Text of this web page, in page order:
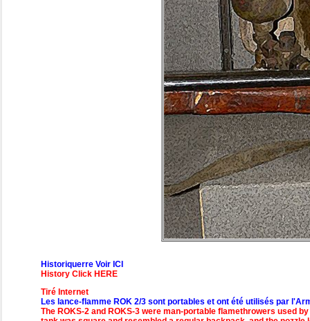
Historiquerre Voir ICI
History Click HERE
Tiré Internet
Les lance-flamme ROK 2/3 sont portables et ont été utilisés par
The ROKS-2 and ROKS-3 were man-portable flamethrowers used